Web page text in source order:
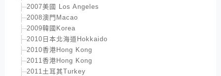
2007美國 Los Angeles
2008澳門Macao
2009韓國Korea
2010日本北海道Hokkaido
2010香港Hong Kong
2011香港Hong Kong
2011土耳其Turkey